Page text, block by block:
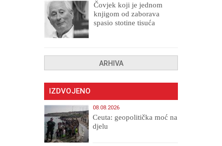
Čovjek koji je jednom
knjigom od zaborava
spasio stotine tisuća
ARHIVA
IZDVOJENO
08.08.2026
Ceuta: geopolitička moć na
djelu